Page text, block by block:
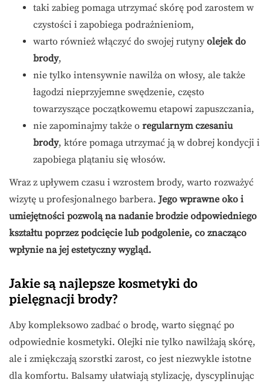
taki zabieg pomaga utrzymać skórę pod zarostem w
czystości i zapobiega podrażnieniom,
warto również włączyć do swojej rutyny olejek do
brody,
nie tylko intensywnie nawilża on włosy, ale także
łagodzi nieprzyjemne swędzenie, często
towarzyszące początkowemu etapowi zapuszczania,
nie zapominajmy także o regularnym czesaniu
brody, które pomaga utrzymać ją w dobrej kondycji i
zapobiega plątaniu się włosów.
Wraz z upływem czasu i wzrostem brody, warto rozważyć
wizytę u profesjonalnego barbera.Jego wprawne oko i
umiejętności pozwolą na nadanie brodzie odpowiedniego
kształtu poprzez podcięcie lub podgolenie, co znacząco
wpłynie na jej estetyczny wygląd.
Jakie są najlepsze kosmetyki do
pielęgnacji brody?
Aby kompleksowo zadbać o brodę, warto sięgnąć po
odpowiednie kosmetyki. Olejki nie tylko nawilżają skórę,
ale i zmiękczają szorstki zarost, co jest niezwykle istotne
dla komfortu. Balsamy ułatwiają stylizację, dyscyplinując